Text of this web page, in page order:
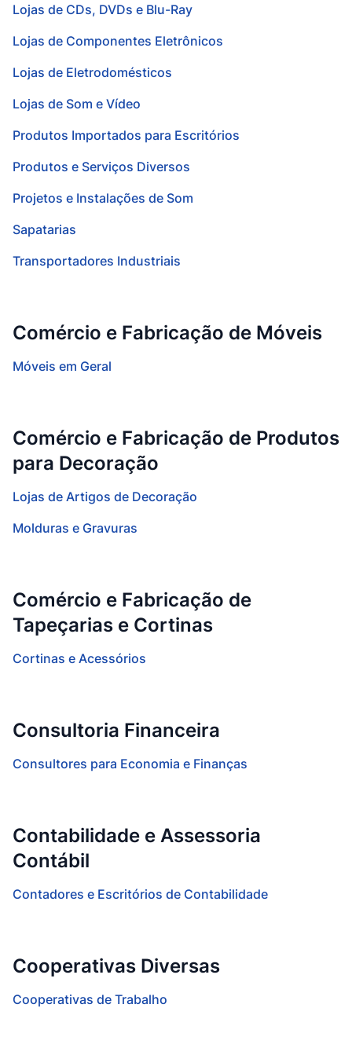
Lojas de CDs, DVDs e Blu-Ray
Lojas de Componentes Eletrônicos
Lojas de Eletrodomésticos
Lojas de Som e Vídeo
Produtos Importados para Escritórios
Produtos e Serviços Diversos
Projetos e Instalações de Som
Sapatarias
Transportadores Industriais
Comércio e Fabricação de Móveis
Móveis em Geral
Comércio e Fabricação de Produtos
para Decoração
Lojas de Artigos de Decoração
Molduras e Gravuras
Comércio e Fabricação de
Tapeçarias e Cortinas
Cortinas e Acessórios
Consultoria Financeira
Consultores para Economia e Finanças
Contabilidade e Assessoria
Contábil
Contadores e Escritórios de Contabilidade
Cooperativas Diversas
Cooperativas de Trabalho